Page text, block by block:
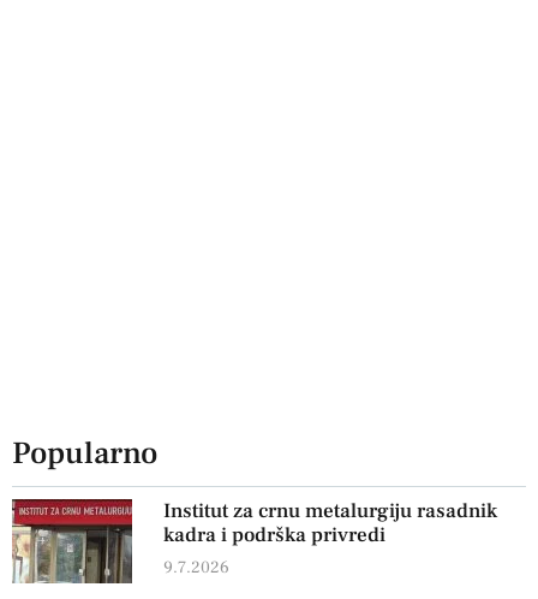
Popularno
Institut za crnu metalurgiju rasadnik
kadra i podrška privredi
9.7.2026